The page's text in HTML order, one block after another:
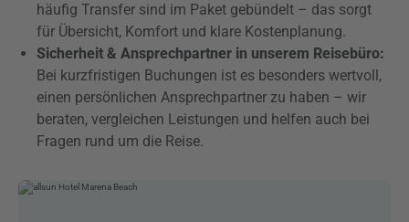
häufig Transfer sind im Paket gebündelt – das sorgt
für Übersicht, Komfort und klare Kostenplanung.
Sicherheit & Ansprechpartner in unserem Reisebüro:
Bei kurzfristigen Buchungen ist es besonders wertvoll,
einen persönlichen Ansprechpartner zu haben – wir
beraten, vergleichen Leistungen und helfen auch bei
Fragen rund um die Reise.